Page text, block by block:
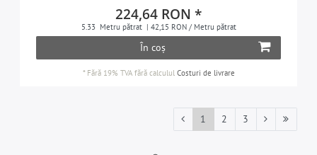
224,64 RON *
5.33 Metru pătrat | 42,15 RON / Metru pătrat
În coș
* Fără 19% TVAfără calculul Costuri de livrare
1 2 3